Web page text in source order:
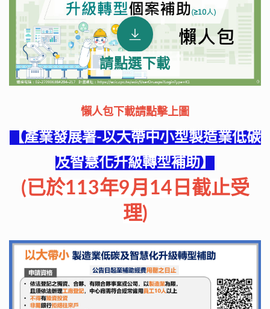
懶人包下載請點擊上圖
【產業發展署-以大帶中小型製造業低碳
及智慧化升級轉型補助】
(已於113年9月14日截止受
理)